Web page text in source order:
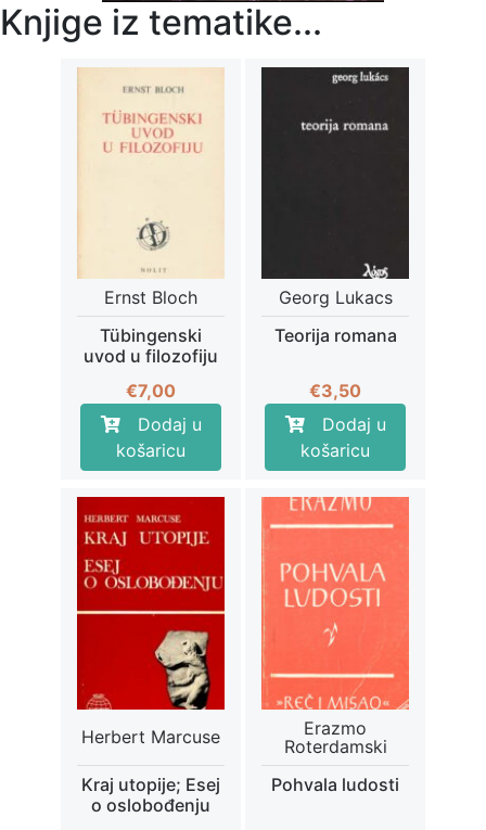
Knjige iz tematike...
Ernst Bloch
Tübingenski
uvod u filozofiju
€7,00
Dodaj u
košaricu
Georg Lukacs
Teorija romana
€3,50
Dodaj u
košaricu
Herbert Marcuse
Kraj utopije; Esej
o oslobođenju
Erazmo
Roterdamski
Pohvala ludosti